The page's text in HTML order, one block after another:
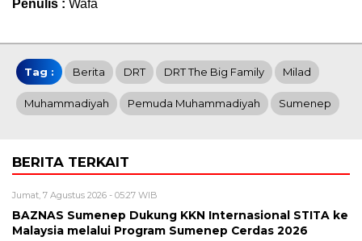
Penulis : Wafa
Tag : Berita DRT DRT The Big Family Milad
Muhammadiyah Pemuda Muhammadiyah Sumenep
BERITA TERKAIT
Jumat, 7 Agustus 2026 - 05:27 WIB
BAZNAS Sumenep Dukung KKN Internasional STITA ke
Malaysia melalui Program Sumenep Cerdas 2026